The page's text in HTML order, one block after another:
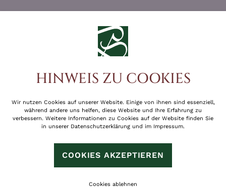
HINWEIS ZU COOKIES
Wir nutzen Cookies auf unserer Website. Einige von ihnen sind essenziell,
während andere uns helfen, diese Website und Ihre Erfahrung zu
verbessern. Weitere Informationen zu Cookies auf der Website finden Sie
in unserer Datenschutzerklärung und im Impressum.
COOKIES AKZEPTIEREN
Cookies ablehnen